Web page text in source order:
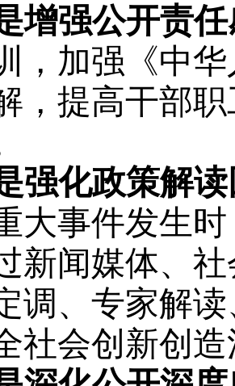
增强公开责
，加强《中
，提高干部
强化政策解
大事件发生
新闻媒体、
调、专家解
社会创新创